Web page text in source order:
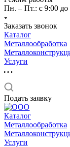
Пн. – Пт.: с 9:00 до
Заказать звонок
Каталог
Металлообработка
Услуги
Подать заявку
Каталог
Металлообработка
Услуги